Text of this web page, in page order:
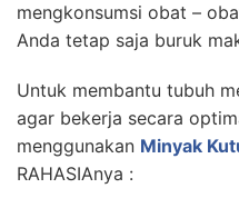
mengkonsumsi obat –
Anda tetap saja buruk
Untuk membantu tubuh
agar bekerja secara
menggunakan Minyak
RAHASIAnya :